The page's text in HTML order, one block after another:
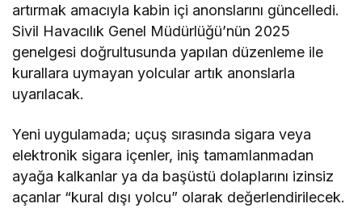
artırmak amacıyla kabin içi anonslarını güncelledi.
Sivil Havacılık Genel Müdürlüğü’nün 2025
genelgesi doğrultusunda yapılan düzenleme ile
kurallara uymayan yolcular artık anonslarla
uyarılacak.
Yeni uygulamada; uçuş sırasında sigara veya
elektronik sigara içenler, iniş tamamlanmadan
ayağa kalkanlar ya da başüstü dolaplarını izinsiz
açanlar “kural dışı yolcu” olarak değerlendirilecek.